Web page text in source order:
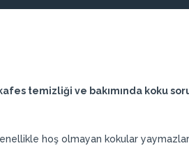
temizliği ve bakımında koku
hoş olmayan kokular